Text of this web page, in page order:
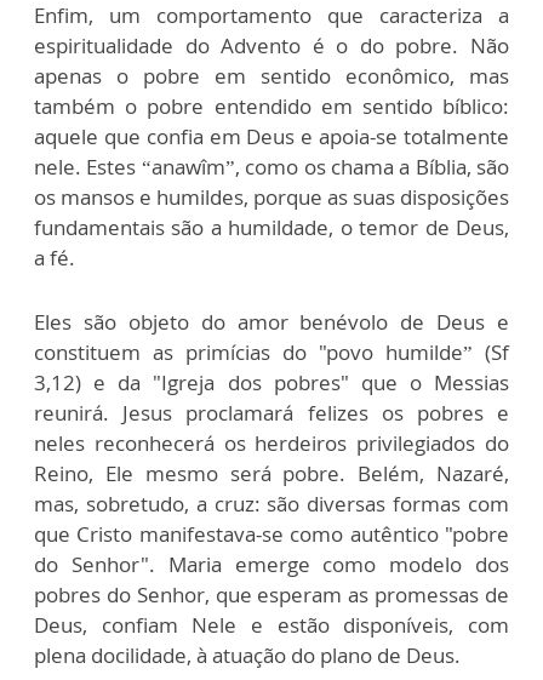
Enfim, um comportamento que caracteriza a
espiritualidade do Advento é o do pobre. Não
apenas o pobre em sentido econômico, mas
também o pobre entendido em sentido bíblico:
aquele que confia em Deus e apoia-se totalmente
nele. Estes “anawîm”, como os chama a Bíblia, são
os mansos e humildes, porque as suas disposições
fundamentais são a humildade, o temor de Deus,
a fé.
Eles são objeto do amor benévolo de Deus e
constituem as primícias do "povo humilde” (Sf
3,12) e da "Igreja dos pobres" que o Messias
reunirá. Jesus proclamará felizes os pobres e
neles reconhecerá os herdeiros privilegiados do
Reino, Ele mesmo será pobre. Belém, Nazaré,
mas, sobretudo, a cruz: são diversas formas com
que Cristo manifestava-se como autêntico "pobre
do Senhor". Maria emerge como modelo dos
pobres do Senhor, que esperam as promessas de
Deus, confiam Nele e estão disponíveis, com
plena docilidade, à atuação do plano de Deus.